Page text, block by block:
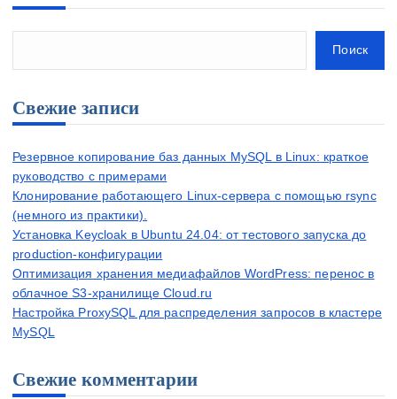
Поиск
Свежие записи
Резервное копирование баз данных MySQL в Linux: краткое
руководство с примерами
Клонирование работающего Linux-сервера с помощью rsync
(немного из практики).
Установка Keycloak в Ubuntu 24.04: от тестового запуска до
production-конфигурации
Оптимизация хранения медиафайлов WordPress: перенос в
облачное S3-хранилище Cloud.ru
Настройка ProxySQL для распределения запросов в кластере
MySQL
Свежие комментарии